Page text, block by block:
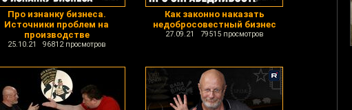
Про изнанку бизнеса.
Источники проблем на
производстве
25.10.21 96812 просмотров
Как законно наказать
недобросовестный бизнес
27.09.21 79515 просмотров